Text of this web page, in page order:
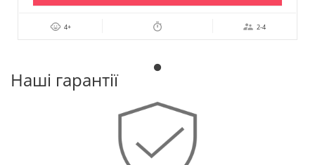
4+ 2-4
Наші гарантії